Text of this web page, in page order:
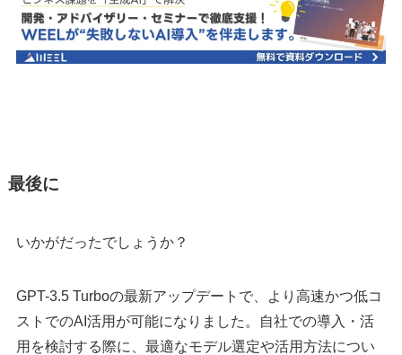
最後に
いかがだったでしょうか？
GPT-3.5 Turboの最新アップデートで、より高速かつ低コ
ストでのAI活用が可能になりました。自社での導入・活
用を検討する際に、最適なモデル選定や活用方法につい